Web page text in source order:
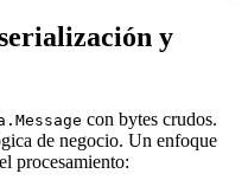
y
con bytes crudos.
de negocio. Un enfoque
procesamiento: